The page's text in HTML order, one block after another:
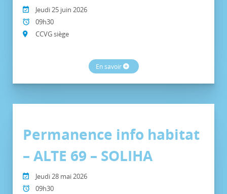
Jeudi 25 juin 2026
09h30
CCVG siège
En savoir
Permanence info habitat
– ALTE 69 – SOLIHA
Jeudi 28 mai 2026
09h30